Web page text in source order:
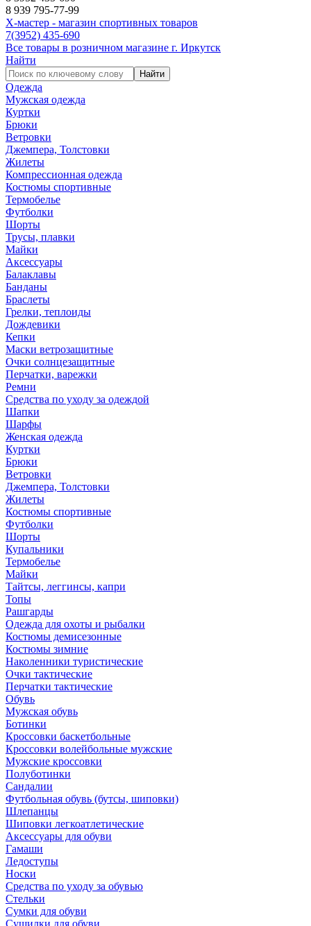
8 939 795-77-99
Х-мастер - магазин спортивных товаров
7(3952) 435-690
Все товары в розничном магазине г. Иркутск
Найти
Найти
Одежда
Мужская одежда
Куртки
Брюки
Ветровки
Джемпера, Толстовки
Жилеты
Компрессионная одежда
Костюмы спортивные
Термобелье
Футболки
Шорты
Трусы, плавки
Майки
Аксессуары
Балаклавы
Банданы
Браслеты
Грелки, теплоиды
Дождевики
Кепки
Маски ветрозащитные
Очки солнцезащитные
Перчатки, варежки
Ремни
Средства по уходу за одеждой
Шапки
Шарфы
Женская одежда
Куртки
Брюки
Ветровки
Джемпера, Толстовки
Жилеты
Костюмы спортивные
Футболки
Шорты
Купальники
Термобелье
Майки
Тайтсы, леггинсы, капри
Топы
Рашгарды
Одежда для охоты и рыбалки
Костюмы демисезонные
Костюмы зимние
Наколенники туристические
Очки тактические
Перчатки тактические
Обувь
Мужская обувь
Ботинки
Кроссовки баскетбольные
Кроссовки волейбольные мужские
Мужские кроссовки
Полуботинки
Сандалии
Футбольная обувь (бутсы, шиповки)
Шлепанцы
Шиповки легкоатлетические
Аксессуары для обуви
Гамаши
Ледоступы
Носки
Средства по уходу за обувью
Стельки
Сумки для обуви
Сушилки для обуви